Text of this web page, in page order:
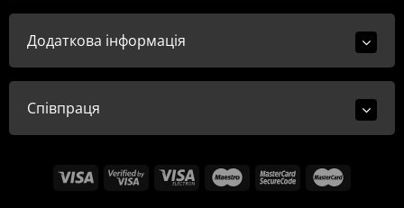
Додаткова інформація
Співпраця